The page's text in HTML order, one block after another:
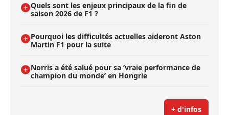
Quels sont les enjeux principaux de la fin de
saison 2026 de F1 ?
Pourquoi les difficultés actuelles aideront Aston
Martin F1 pour la suite
Norris a été salué pour sa ’vraie performance de
champion du monde’ en Hongrie
+ d'infos